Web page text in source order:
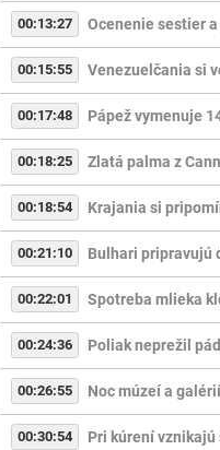
00:13:27 Ocenenie sestier
00:15:55 Venezuelčania si
00:17:48 Pápež vymenuje
00:18:25 Zlatá palma z
00:18:54 Krajania si
00:21:10 Bulhari pripravujú
00:22:01 Spotreba mlieka
00:24:36 Poliak neprežil
00:26:55 Noc múzeí a
00:30:54 Pri kúrení